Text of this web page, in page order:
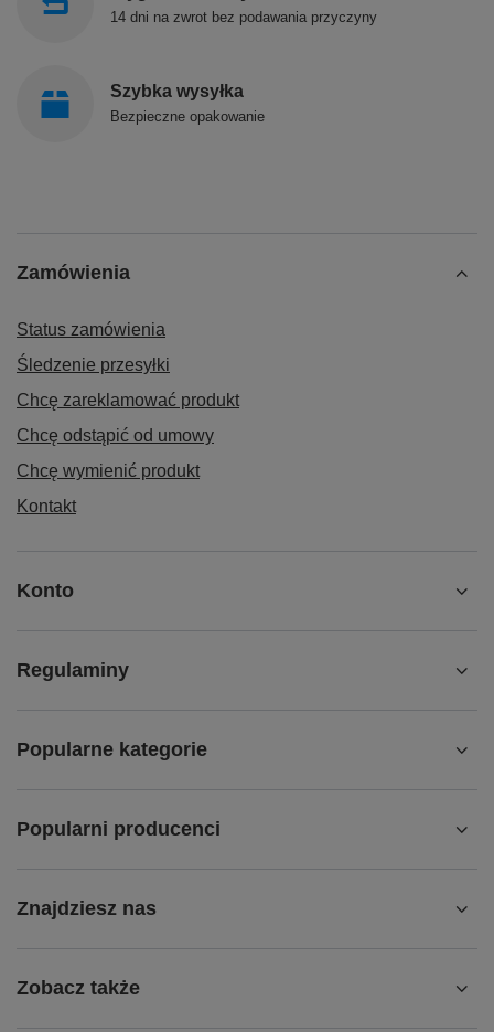
14 dni na zwrot bez podawania przyczyny
Szybka wysyłka
Bezpieczne opakowanie
Zamówienia
Status zamówienia
Śledzenie przesyłki
Chcę zareklamować produkt
Chcę odstąpić od umowy
Chcę wymienić produkt
Kontakt
Konto
Regulaminy
Popularne kategorie
Popularni producenci
Znajdziesz nas
Zobacz także